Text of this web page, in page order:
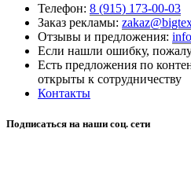
Телефон: 8 (915) 173-00-03
Заказ рекламы:
Отзывы и предложения:
Если нашли ошибку,
Есть предложения по
открыты к сотрудничеству
Контакты
Подписаться на наши соц. сети